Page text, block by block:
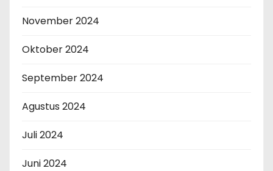
November 2024
Oktober 2024
September 2024
Agustus 2024
Juli 2024
Juni 2024